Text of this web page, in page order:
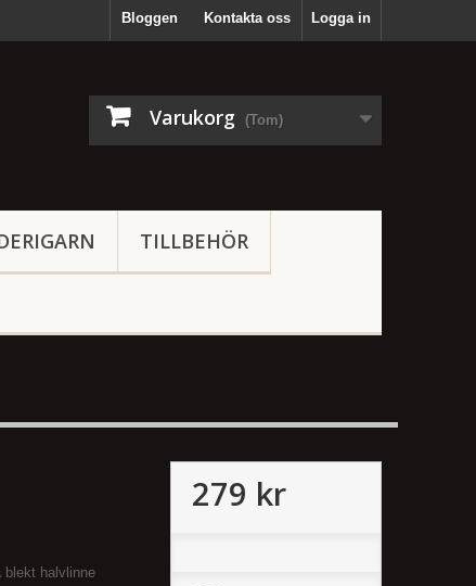
Logga in
Bloggen Kontakta oss
Varukorg (Tom)
TILLBEHÖR
blekt halvlinne
279 kr